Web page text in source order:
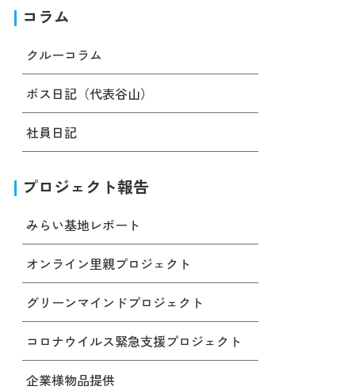
コラム
クルーコラム
ボス日記（代表谷山）
社員日記
プロジェクト報告
みらい基地レポート
オンライン里親プロジェクト
グリーンマインドプロジェクト
コロナウイルス緊急支援プロジェクト
企業様物品提供